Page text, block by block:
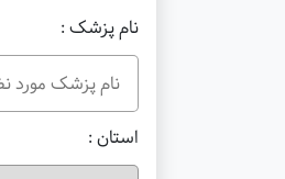
نام پزشک :
استان :